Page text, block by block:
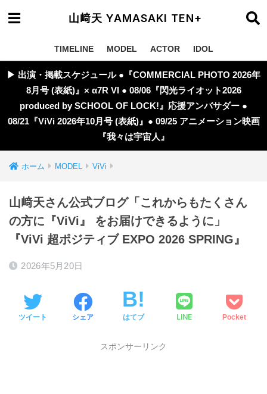
山﨑天 YAMASAKI TEN+
TIMELINE MODEL ACTOR IDOL
▶︎ 出演・掲載スケジュール ●『COMMERCIAL PHOTO 2026年
8月号 (表紙)』× α7R VI ● 08/06『閃光ライオット2026
produced by SCHOOL OF LOCK!』応援アンバサダー ●
08/21『ViVi 2026年10月号 (表紙)』● 09/25 アニメーション映画
『我々は宇宙人』
ホーム MODEL ViVi
山﨑天さん公式ブログ「これからもたくさん
の方に『ViVi』 をお届けできるように」
『ViVi 超ポジティブ EXPO 2026 SPRING』
2026年5月20日
ツイート シェア はてブ LINE Pocket
スポンサーリンク